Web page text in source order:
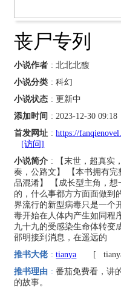
丧尸专列
小说作者 : 北北北馥
小说分类 : 科幻
小说状态 : 更新中
添加时间 : 2023-12-30 09:18
首发网址 :https://
[访问]
小说简介 : 【末世，超真实
奏，公路文】 【本书拥有
品混淆】 【成长型主角，
的，什么事都方方面面做到
界流行的新型病毒只是一个
毒开始在人体内产生如同程
九十九的受感染生命体转变
邵明接到消息，在遥远的
推书大佬 : tianya [
推书理由 : 番茄免费看，讲
的故事。